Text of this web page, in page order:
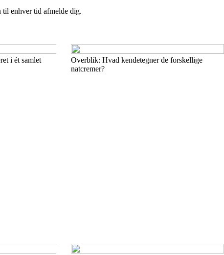
enhver tid afmelde dig.
i ét samlet
Overblik: Hvad kendetegner de forskellige
natcremer?